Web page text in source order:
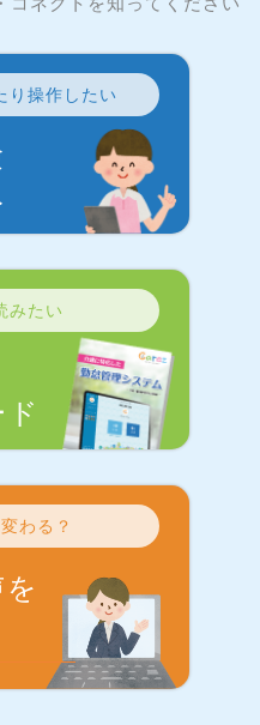
り操作したい
みたい
わる？